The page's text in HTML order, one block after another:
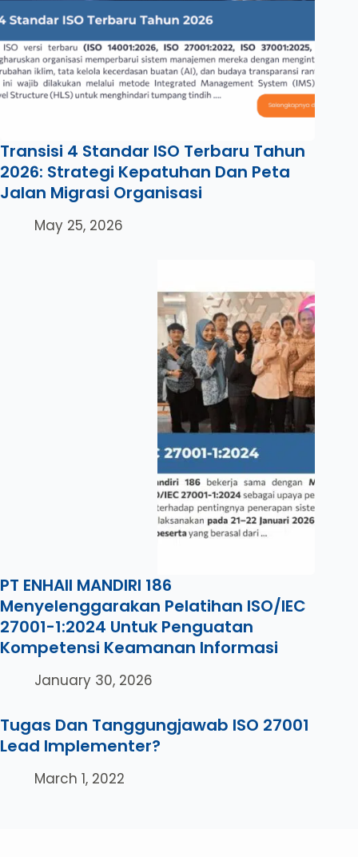
Transisi 4 Standar ISO Terbaru Tahun
2026: Strategi Kepatuhan Dan Peta
Jalan Migrasi Organisasi
May 25, 2026
PT ENHAII MANDIRI 186
Menyelenggarakan Pelatihan ISO/IEC
27001-1:2024 Untuk Penguatan
Kompetensi Keamanan Informasi
January 30, 2026
Tugas Dan Tanggungjawab ISO 27001
Lead Implementer?
March 1, 2022